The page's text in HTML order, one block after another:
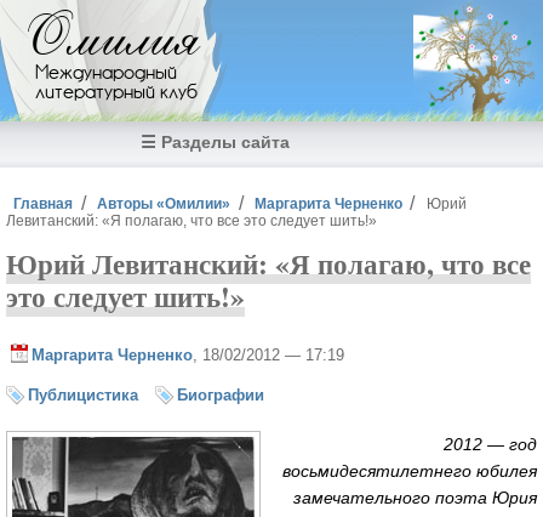
Перейти к основному содержанию
Омилия
Международный
литературный клуб
☰ Разделы сайта
Вы здесь
Главная Авторы «Омилии» Маргарита Черненко
Юрий
Левитанский: «Я полагаю, что все это следует шить!»
Юрий Левитанский: «Я полагаю, что все
это следует шить!»
Маргарита Черненко , 18/02/2012 — 17:19
Публицистика Биографии
2012 — год
восьмидесятилетнего юбилея
замечательного поэта Юрия